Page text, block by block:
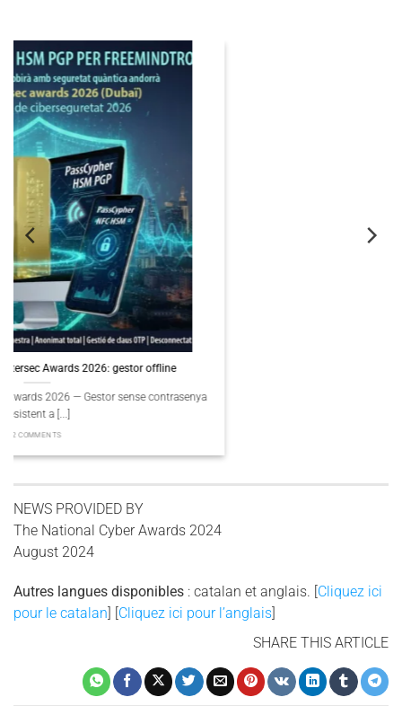
PassCypher Finaliste Intersec Awards 2026 — Souveraineté validée
PassCypher Finaliste officiel des Intersec Awards 2026 dans la catégorie
06
Nov
NEWS PROVIDED BY
The National Cyber ​​Awards 2024
August 2024
Autres langues disponibles : catalan et anglais. [ Cliquez ici
pour le catalan
Cliquez ici pour l’anglais
SHARE THIS ARTICLE